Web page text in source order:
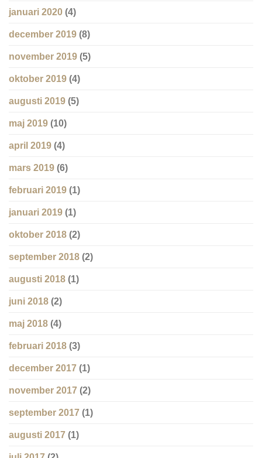
januari 2020 (4)
december 2019 (8)
november 2019 (5)
oktober 2019 (4)
augusti 2019 (5)
maj 2019 (10)
april 2019 (4)
mars 2019 (6)
februari 2019 (1)
januari 2019 (1)
oktober 2018 (2)
september 2018 (2)
augusti 2018 (1)
juni 2018 (2)
maj 2018 (4)
februari 2018 (3)
december 2017 (1)
november 2017 (2)
september 2017 (1)
augusti 2017 (1)